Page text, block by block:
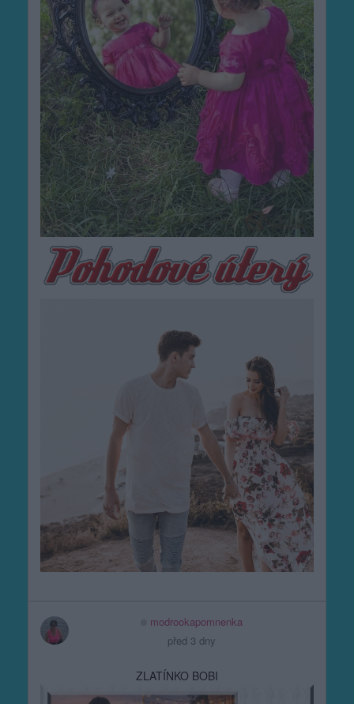
modrookapomnenka
před 3 dny
ZLATÍNKO BOBI